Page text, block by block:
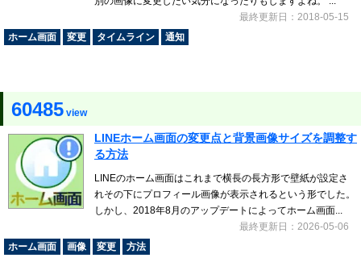
最終更新日：2018-05-15
ホーム画面
変更 タイムライン 通知
60485 view
LINEホーム画面の変更点と背景画像サイズを調整す
る方法
LINEのホーム画面はこれまで横長の長方形で壁紙が設定さ
れその下にプロフィール画像が表示されるという形でした。
しかし、2018年8月のアップデートによってホーム画面...
最終更新日：2026-05-06
ホーム画面
画像 変更 方法